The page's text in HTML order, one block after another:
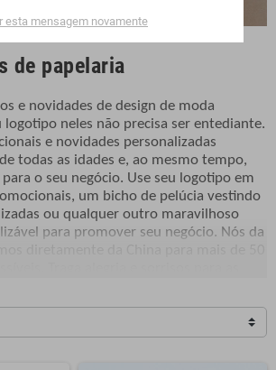
de papelaria
e novidades de design de moda
logotipo neles não precisa ser entediante.
e novidades personalizadas
todas as idades e, ao mesmo tempo,
o seu negócio. Use seu logotipo em
um bicho de pelúcia vestindo
ou qualquer outro maravilhoso
para promover seu negócio. Nós da
você entra em contato diariamente. Até o
promocionais atraem pessoas de
ampla seleção de brinquedos de
pode ajudá-lo a encontrar o ajuste
esta mensagem novamente